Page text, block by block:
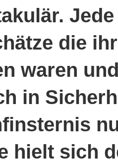
die
waren
in
hielt sich